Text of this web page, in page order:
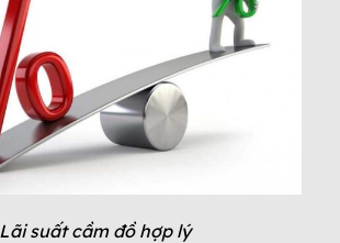
Lãi suất cầm đồ hợp lý